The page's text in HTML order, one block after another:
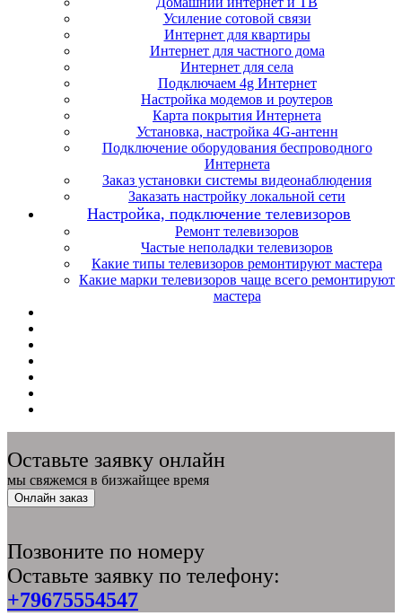
Усиление сотовой связи
Интернет для квартиры
Интернет для частного дома
Интернет для села
Подключаем 4g Интернет
Настройка модемов и роутеров
Карта покрытия Интернета
Установка, настройка 4G-антенн
Подключение оборудования беспроводного
Интернета
Заказ установки системы видеонаблюдения
Заказать настройку локальной сети
Настройка, подключение телевизоров
Ремонт телевизоров
Частые неполадки телевизоров
Какие типы телевизоров ремонтируют мастера
Какие марки телевизоров чаще всего ремонтируют
мастера
Оставьте заявку онлайн
мы свяжемся в бизжайщее время
Онлайн заказ
Позвоните по номеру
Оставьте заявку по телефону:
+79675554547